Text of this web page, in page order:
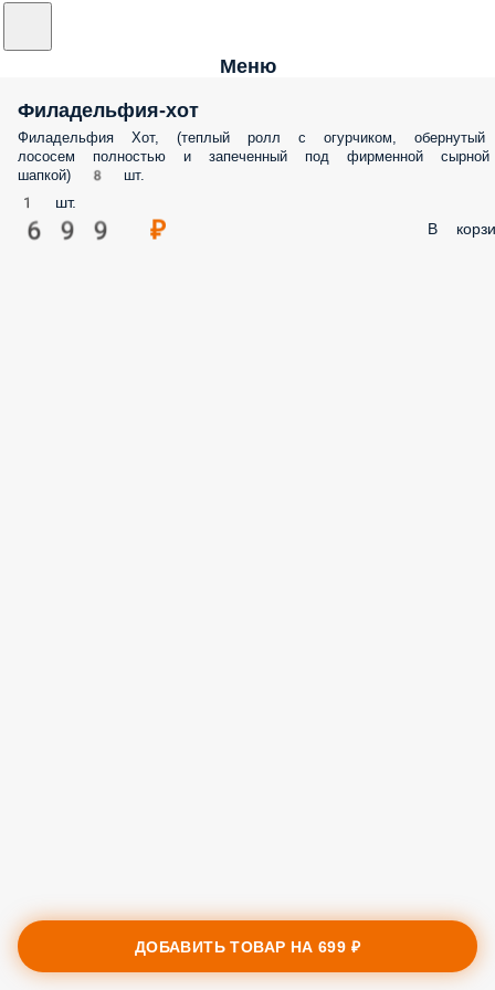
Меню
Филадельфия-хот
Филадельфия Хот, (теплый ролл с огурчиком, обернутый
лососем полностью и запеченный под фирменной сырной
шапкой) 8 шт.
1 шт.
699 ₽ В
ДОБАВИТЬ ТОВАР НА699 ₽